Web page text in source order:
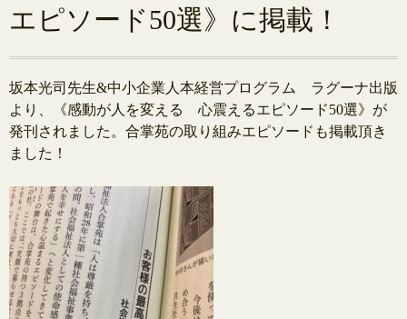
ツ
ス
キ
ッ
プ
エピソード50選》に掲載！
坂本光司先生&中小企業人本経営プログラム ラグーナ出版
より、《感動が人を変える 心震えるエピソード50選》が
発刊されました。合掌苑の取り組みエピソードも掲載頂き
ました！